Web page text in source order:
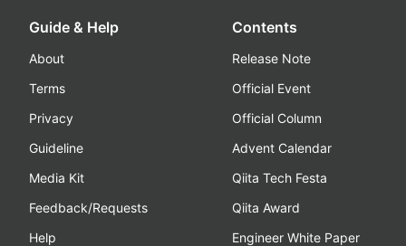
Guide & Help
About
Terms
Privacy
Guideline
Media Kit
Feedback/Requests
Help
Contents
Release Note
Official Event
Official Column
Advent Calendar
Qiita Tech Festa
Qiita Award
Engineer White Paper